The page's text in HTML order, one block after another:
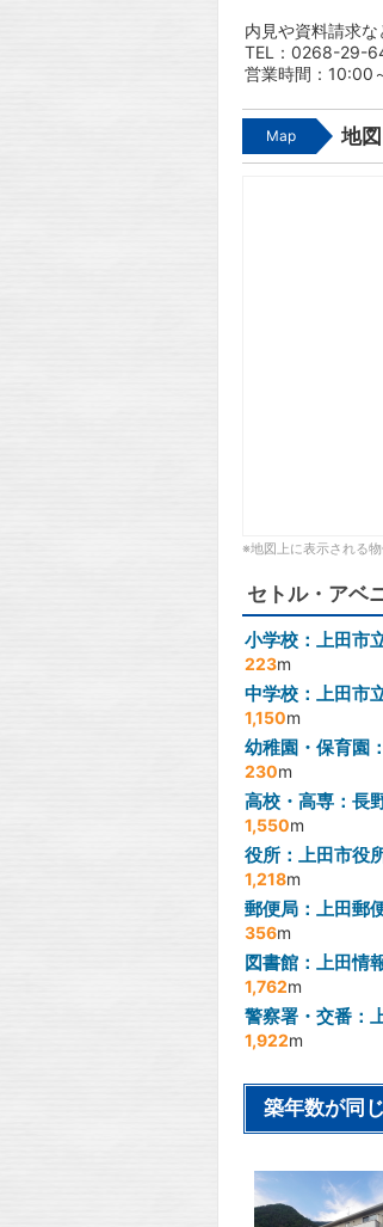
内見や資料請求な
TEL：0268-29-
営業時間：10:00
Map 地図
※地図上に表示される
セトル・アベ
小学校：上田市
223m
中学校：上田市
1,150m
幼稚園・保育園
230m
高校・高専：長
1,550m
役所：上田市役
1,218m
郵便局：上田郵
356m
図書館：上田情
1,762m
警察署・交番：
1,922m
築年数が同